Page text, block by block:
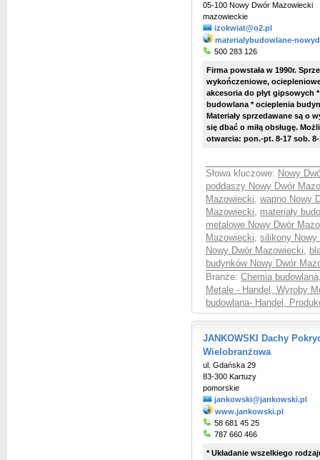
05-100 Nowy Dwór Mazowiecki
mazowieckie
izokwiat@o2.pl
materialybudowlane-
500 283 126
Firma powstała w 1990r.
wykończeniowe,
akcesoria do płyt gipsowych
budowlana * ocieplenia
Materiały sprzedawane są o
się dbać o miłą obsługę.
otwarcia: pon.-pt. 8-17 sob. 8-
Słowa kluczowe: Nowy
poddaszy Nowy Dwór
Mazowiecki, wapno Nowy
Mazowiecki, materiały
metalowe Nowy Dwór
Mazowiecki, silikony Nowy
Nowy Dwór Mazowiecki,
budynków Nowy Dwór
Branże: Chemia budowlana
Metale - Handel, Wyroby
budowlana- Handel,
JANKOWSKI Dachy
Wielobranżowa
ul. Gdańska 29
83-300 Kartuzy
pomorskie
jankowski@jankowski.pl
www.jankowski.pl
58 681 45 25
787 660 466
* Układanie wszelkiego